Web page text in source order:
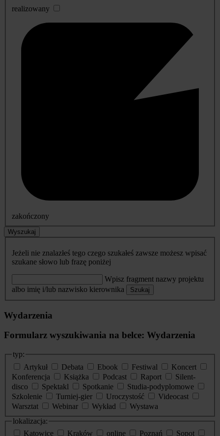
realizowany
zakończony
Wyszukaj
Jeżeli nie znalazłeś tego czego szukałeś zawsze możesz wpisać
szukane słowo lub frazę poniżej
Wpisz fragment nazwy projektu
albo imię i/lub nazwisko kierownika
Szukaj
Wydarzenia
Formularz wyszukiwania na belce: Wydarzenia
typ:
Artykuł
Debata Ebook Festiwal
Koncert
Konferencja
Książka Podcast Raport
Silent-
disco
Spektakl Spotkanie
Studia-podyplomowe
Szkolenie
Turniej-gier Uroczystość
Videocast
Warsztat
Webinar Wykład
Wystawa
lokalizacja:
Katowice
Kraków online Poznań
Sopot